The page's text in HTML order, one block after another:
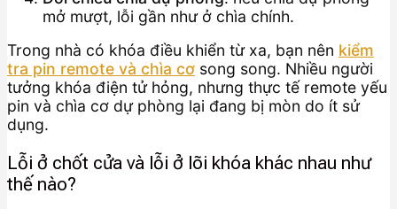
mở mượt, lỗi gần như ở chìa chính.
Trong nhà có khóa điều khiển từ xa, bạn nên kiểm
tra pin remote và chìa cơ song song. Nhiều người
tưởng khóa điện tử hỏng, nhưng thực tế remote yếu
pin và chìa cơ dự phòng lại đang bị mòn do ít sử
dụng.
Lỗi ở chốt cửa và lỗi ở lõi khóa khác nhau như
thế nào?